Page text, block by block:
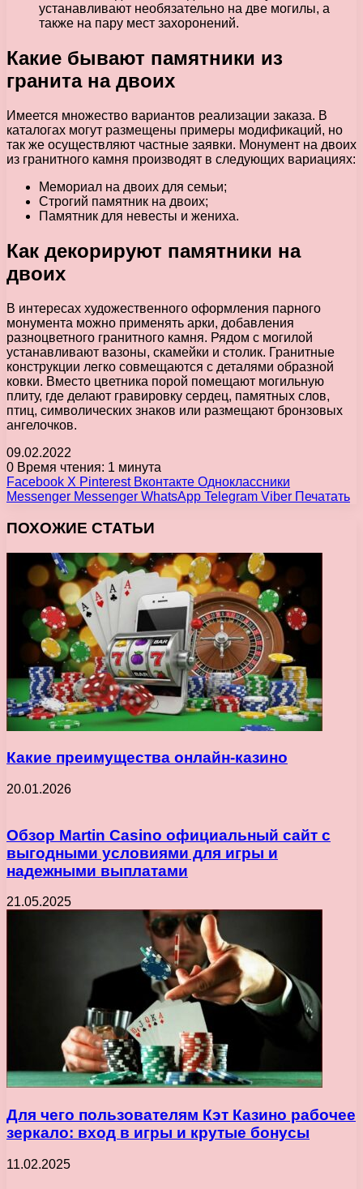
устанавливают необязательно на две могилы, а
также на пару мест захоронений.
Какие бывают памятники из
гранита на двоих
Имеется множество вариантов реализации заказа. В
каталогах могут размещены примеры модификаций, но
так же осуществляют частные заявки. Монумент на двоих
из гранитного камня производят в следующих вариациях:
Мемориал на двоих для семьи;
Строгий памятник на двоих;
Памятник для невесты и жениха.
Как декорируют памятники на
двоих
В интересах художественного оформления парного
монумента можно применять арки, добавления
разноцветного гранитного камня. Рядом с могилой
устанавливают вазоны, скамейки и столик. Гранитные
конструкции легко совмещаются с деталями образной
ковки. Вместо цветника порой помещают могильную
плиту, где делают гравировку сердец, памятных слов,
птиц, символических знаков или размещают бронзовых
ангелочков.
09.02.2022
0 Время чтения: 1 минута
Facebook X Pinterest Вконтакте Одноклассники
Messenger Messenger WhatsApp Telegram Viber Печатать
ПОХОЖИЕ СТАТЬИ
Какие преимущества онлайн-казино
20.01.2026
Обзор Martin Casino официальный сайт с
выгодными условиями для игры и
надежными выплатами
21.05.2025
Для чего пользователям Кэт Казино рабочее
зеркало: вход в игры и крутые бонусы
11.02.2025